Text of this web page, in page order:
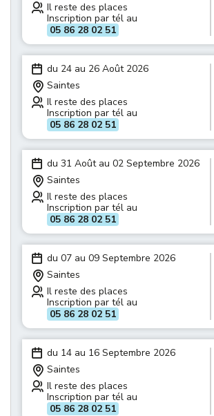
Il reste des places
Inscription par tél au
05 86 28 02 51
du 24 au 26 Août 2026
Saintes
Il reste des places
Inscription par tél au
05 86 28 02 51
du 31 Août au 02 Septembre 2026
Saintes
Il reste des places
Inscription par tél au
05 86 28 02 51
du 07 au 09 Septembre 2026
Saintes
Il reste des places
Inscription par tél au
05 86 28 02 51
du 14 au 16 Septembre 2026
Saintes
Il reste des places
Inscription par tél au
05 86 28 02 51